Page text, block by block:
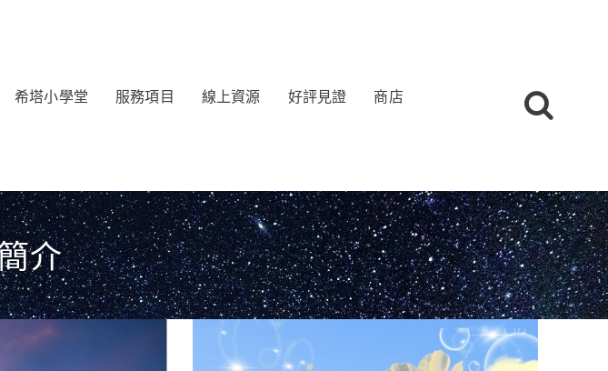
希塔小學堂 服務項目 線上資源 好評見證 商店
介